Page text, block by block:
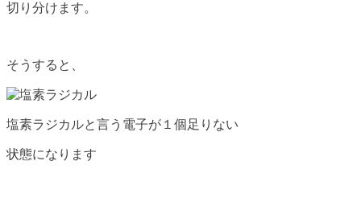
切り分けます。
そうすると、
塩素ラジカルと言う電子が１個足りない
状態になります